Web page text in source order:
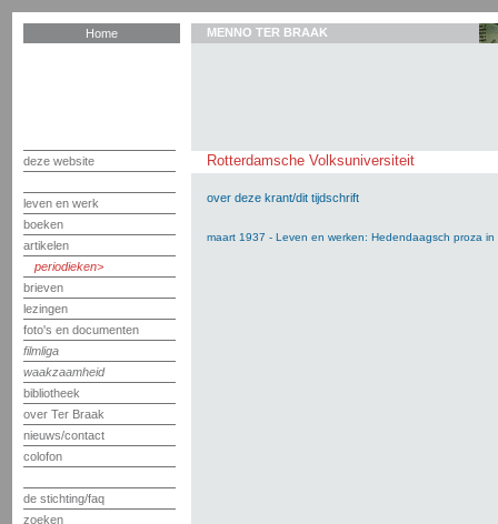
Home
deze website
leven en werk
boeken
artikelen
periodieken
brieven
lezingen
foto's en documenten
filmliga
waakzaamheid
bibliotheek
over Ter Braak
nieuws/contact
colofon
de stichting/faq
zoeken
MENNO TER BRAAK
Rotterdamsche Volksuniversiteit
over deze krant/dit tijdschrift
maart 1937 - Leven en werken: Hedendaagsch proza in